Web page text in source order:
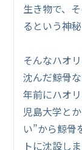
生き物で、
るという神
そんなハオ
沈んだ鯨骨
年前にハオ
児島大学と
い”から鯨骨
トに沈設しま